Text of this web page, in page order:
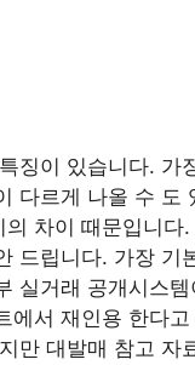
징이 있습니다. 가
다르게 나올 수 도
의 차이 때문입니다
드립니다. 가장 기
실거래 공개시스템
에서 재인용 한다
만 대발매 참고 자